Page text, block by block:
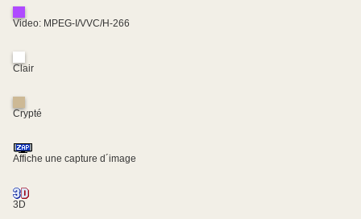
Video: MPEG-I/VVC/H-266
Clair
Crypté
Affiche une capture d´image
3D